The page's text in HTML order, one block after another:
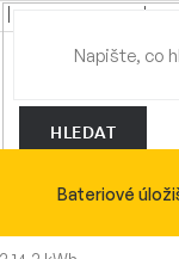
HLEDAT
Bateriové